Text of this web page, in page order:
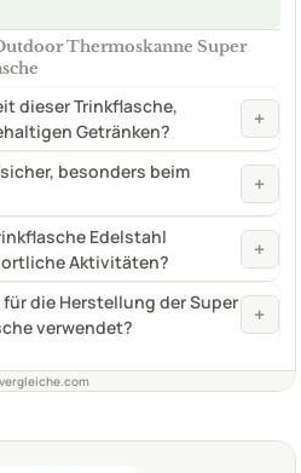
Thermoskanne Super
dieser Trinkflasche,
Getränken?
+
besonders beim
+
Edelstahl
Aktivitäten?
+
die Herstellung der Super
verwendet?
+